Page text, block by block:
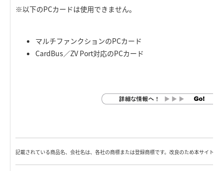
※以下のPCカードは使用できません。
マルチファンクションのPCカード
CardBus／ZV Port対応のPCカード
記載されている商品名、会社名は、各社の商標または登録商標です。改良のため本サイト内